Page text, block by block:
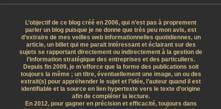
L’objectif de ce blog créé en 2006, qui n’est pas à proprement
parler un blog puisque je ne donne que très peu mon avis, est
d’extraire de mes veilles web informationnelles quotidiennes, un
article, un billet qui me parait intéressant et éclairant sur des
sujets se rapportant directement ou indirectement à la gestion de
l’information stratégique des entreprises et des particuliers.
Depuis fin 2009, je m’efforce que la forme des publications soit
toujours la même ; un titre, éventuellement une image, un ou des
extrait(s) pour appréhender le sujet et l’idée, l’auteur quand il est
identifiable et la source en lien hypertexte vers le texte d’origine
afin de compléter la lecture.
En 2012, pour gagner en précision et efficacité, toujours dans